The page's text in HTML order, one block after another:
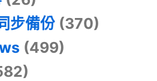
步備份 (370)
(499)